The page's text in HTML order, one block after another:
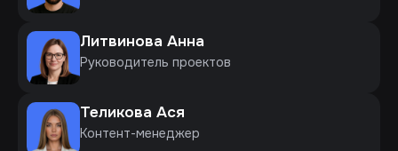
Литвинова Анна
Руководитель проектов
Теликова Ася
Контент-менеджер